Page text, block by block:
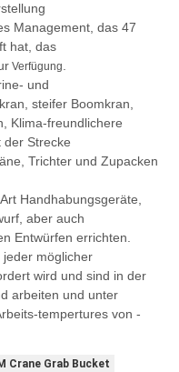
Management, das 47
hat, das
Verfügung.
und
steifer Boomkran,
Klima-freundlichere
der Strecke
Trichter und Zupacken
Handhabungsgeräte,
aber auch
Entwürfen errichten.
möglicher
wird und sind in der
arbeiten und unter
tempertures von -
Crane Grab Bucket